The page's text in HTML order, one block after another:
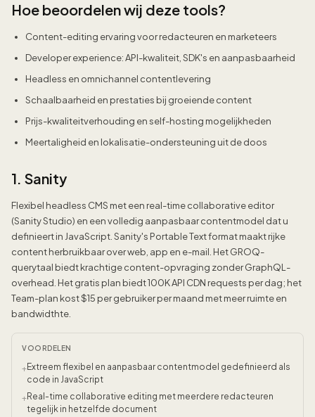
Hoe beoordelen wij deze tools?
Content-editing ervaring voor redacteuren en marketeers
Developer experience: API-kwaliteit, SDK's en aanpasbaarheid
Headless en omnichannel contentlevering
Schaalbaarheid en prestaties bij groeiende content
Prijs-kwaliteitverhouding en self-hosting mogelijkheden
Meertaligheid en lokalisatie-ondersteuning uit de doos
1. Sanity
Flexibel headless CMS met een real-time collaborative editor
(Sanity Studio) en een volledig aanpasbaar contentmodel dat u
definieert in JavaScript. Sanity's Portable Text format maakt rijke
content herbruikbaar over web, app en e-mail. Het GROQ-
querytaal biedt krachtige content-opvraging zonder GraphQL-
overhead. Het gratis plan biedt 100K API CDN requests per dag; het
Team-plan kost $15 per gebruiker per maand met meer ruimte en
bandwidthte.
VOORDELEN
+Extreem flexibel en aanpasbaar contentmodel gedefinieerd als
code in JavaScript
+Real-time collaborative editing met meerdere redacteuren
tegelijk in hetzelfde document